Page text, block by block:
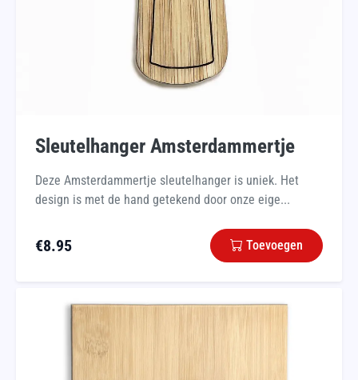
Sleutelhanger Amsterdammertje
Deze Amsterdammertje sleutelhanger is uniek. Het
design is met de hand getekend door onze eige...
€8.95 Toevoegen